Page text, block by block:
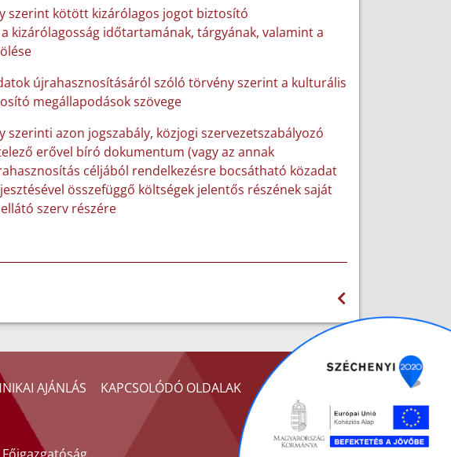
szerint kötött kizárólagos jogot biztosító
kizárólagosság időtartamának, tárgyának, valamint a
újrahasznosításáról szóló törvény szerint a kulturális
megállapodások szövege
azon jogszabály, közjogi szervezetszabályozó
erővel bíró dokumentum (vagy az annak
céljából rendelkezésre bocsátható közadat
összefüggő költségek jelentős részének saját
szerv részére
AJÁNLÁS
KAPCSOLÓDÓ OLDALAK